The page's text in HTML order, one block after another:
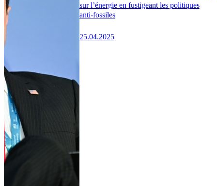
sur l’énergie en fustigeant les politiques
anti-fossiles
25.04.2025